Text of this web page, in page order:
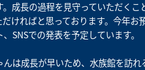
成長の過程を見守っていただく
だければと思っております。今年
SNSでの発表を予定しています。
は成長が早いため、水族館を訪